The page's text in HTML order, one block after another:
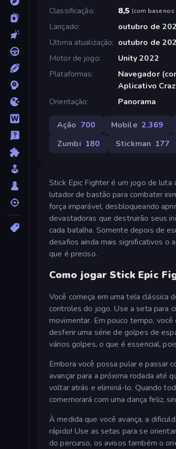
Classificação
8,5 (com base
Lançado
outubro de
Ultima atualização
outubro de
Motor de jogo
Unity 2022
Plataformas
Navegador
Aplicativo
Orientação
Panorama
Ação 700 Mobile 2.369
Zumbi 180 Stickman 177
Stick Epic Fighter é um jogo de luta
lutador de bastão para combater
força imparável, desbloqueando
devastadoras que destruirão seus
cada batalha. Somente depois de
desafios ainda mais significativos o
que é preciso.
Como jogar Stick Epic
Você começa em uma tela clássica
controles do jogo. Use a seta para
movimentar. Em pouco tempo,
desferir uma série de golpes de
vários golpes, o que é essencial,
Embora você possa pular e passar
avançar para a próxima rodada até
voltar atrás e eliminá-lo. Quando
comemorará com uma dança feliz,
À medida que você avança, a
rápido! Use as setas para se
do percurso, os avisos também o